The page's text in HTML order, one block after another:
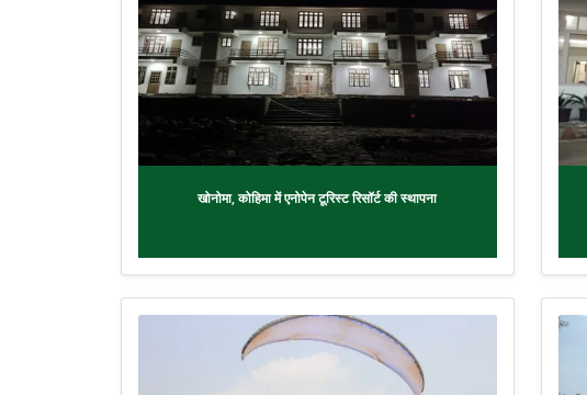
खोनोमा, कोहिमा में एनोपेन टूरिस्ट रिसॉर्ट की स्थापना